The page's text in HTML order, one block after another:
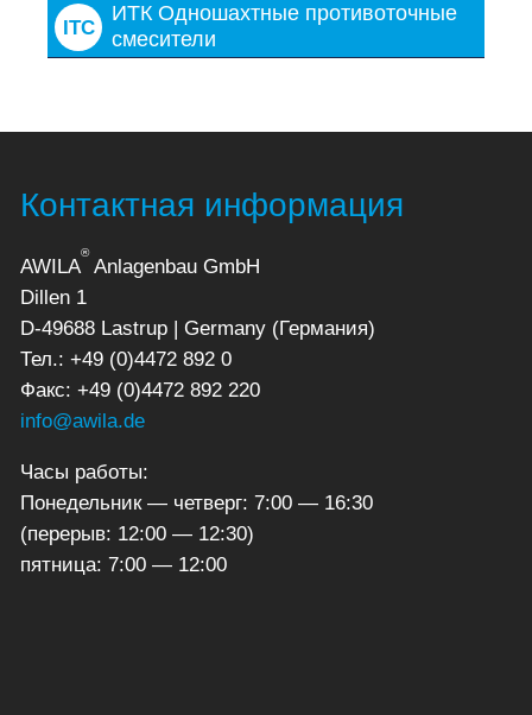
ITC
ИТК Одношахтные противоточные
смесители
Контактная информация
AWILA
®
Anlagenbau GmbH
Dillen 1
D-49688 Lastrup | Germany (Германия)
Тел.: +49 (0)4472 892 0
Факс: +49 (0)4472 892 220
info@awila.de
Часы работы:
Понедельник — четверг: 7:00 — 16:30
(перерыв: 12:00 — 12:30)
пятница: 7:00 — 12:00